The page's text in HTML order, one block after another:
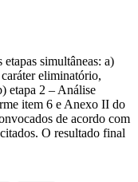
simultâneas: a)
eliminatório,
etapa 2 – Análise
item 6 e Anexo II do
de acordo com
O resultado final